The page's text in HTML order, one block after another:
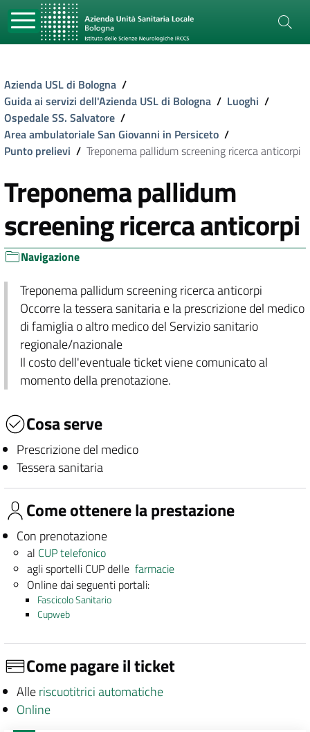
Azienda USL di Bologna /
Guida ai servizi dell'Azienda USL di Bologna / Luoghi /
Ospedale SS. Salvatore /
Area ambulatoriale San Giovanni in Persiceto /
Punto prelievi / Treponema pallidum screening ricerca anticorpi
Treponema pallidum
screening ricerca anticorpi
Navigazione
Treponema pallidum screening ricerca anticorpi
Occorre la tessera sanitaria e la prescrizione del medico
di famiglia o altro medico del Servizio sanitario
regionale/nazionale
Il costo dell'eventuale ticket viene comunicato al
momento della prenotazione.
Cosa serve
Prescrizione del medico
Tessera sanitaria
Come ottenere la prestazione
Con prenotazione
al CUP telefonico
agli sportelli CUP dellefarmacie
Online dai seguenti portali:
Fascicolo Sanitario
Cupweb
Come pagare il ticket
Alleriscuotitrici automatiche
Online